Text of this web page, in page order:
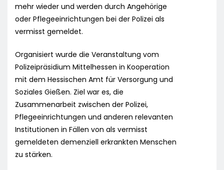
mehr wieder und werden durch Angehörige
oder Pflegeeinrichtungen bei der Polizei als
vermisst gemeldet.
Organisiert wurde die Veranstaltung vom
Polizeipräsidium Mittelhessen in Kooperation
mit dem Hessischen Amt für Versorgung und
Soziales Gießen. Ziel war es, die
Zusammenarbeit zwischen der Polizei,
Pflegeeinrichtungen und anderen relevanten
Institutionen in Fällen von als vermisst
gemeldeten demenziell erkrankten Menschen
zu stärken.